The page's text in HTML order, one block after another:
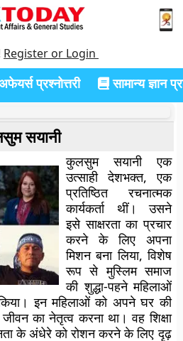
Register or Login
प्रश्नोत्तरी सामान्य ज्ञान
सयानी
कुलसुम सयानी एक
उत्साही देशभक्त, एक
प्रतिष्ठित रचनात्मक
कार्यकर्ता थीं। उसने
इसे साक्षरता का प्रचार
करने के लिए अपना
मिशन बना लिया, विशेष
रूप से मुस्लिम समाज
की शुद्धा-पहने महिलाओं
इन महिलाओं को अपने घर की
का नेतृत्व करना था। वह शिक्षा
के अंधेरे को रोशन करने के लिए दृढ़